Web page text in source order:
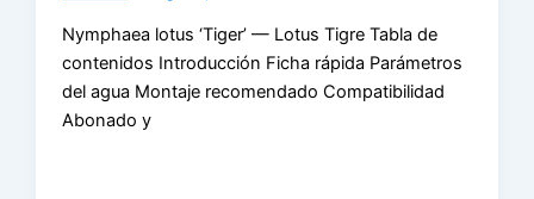
Nymphaea lotus ‘Tiger’ — Lotus Tigre Tabla de
contenidos Introducción Ficha rápida Parámetros
del agua Montaje recomendado Compatibilidad
Abonado y